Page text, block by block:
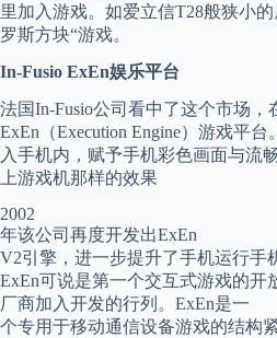
里加入游戏。如爱立信T28般狭小
罗斯方块“游戏。
In-Fusio ExEn娱乐平台
法国In-Fusio公司看中了这个市场，
ExEn（Execution Engine）游戏平
入手机内，赋予手机彩色画面与流
上游戏机那样的效果
2002
年该公司再度开发出ExEn
V2引擎，进一步提升了手机运行手
ExEn可说是第一个交互式游戏的开
厂商加入开发的行列。ExEn是一
个专用于移动通信设备游戏的结构